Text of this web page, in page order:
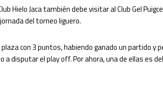
Hielo Jaca también debe visitar al Club Gel
del torneo liguero.
plaza con 3 puntos, habiendo ganado un partido
disputar el play off. Por ahora, una de ellas es